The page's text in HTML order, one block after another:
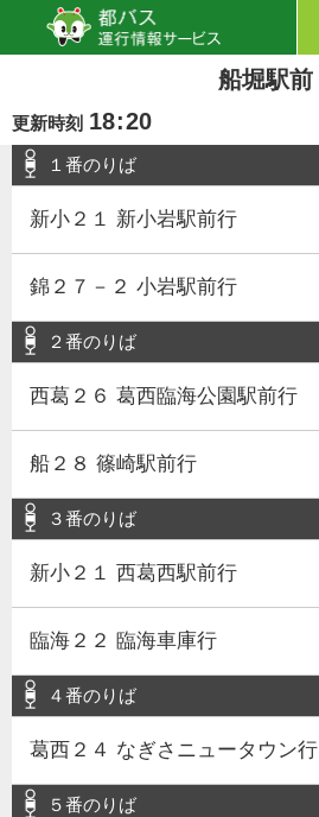
船堀駅前
更新時刻 18:20
１番のりば
新小２１ 新小岩駅前行
錦２７－２ 小岩駅前行
２番のりば
西葛２６ 葛西臨海公園駅前行
船２８ 篠崎駅前行
３番のりば
新小２１ 西葛西駅前行
臨海２２ 臨海車庫行
４番のりば
葛西２４ なぎさニュータウン行
５番のりば